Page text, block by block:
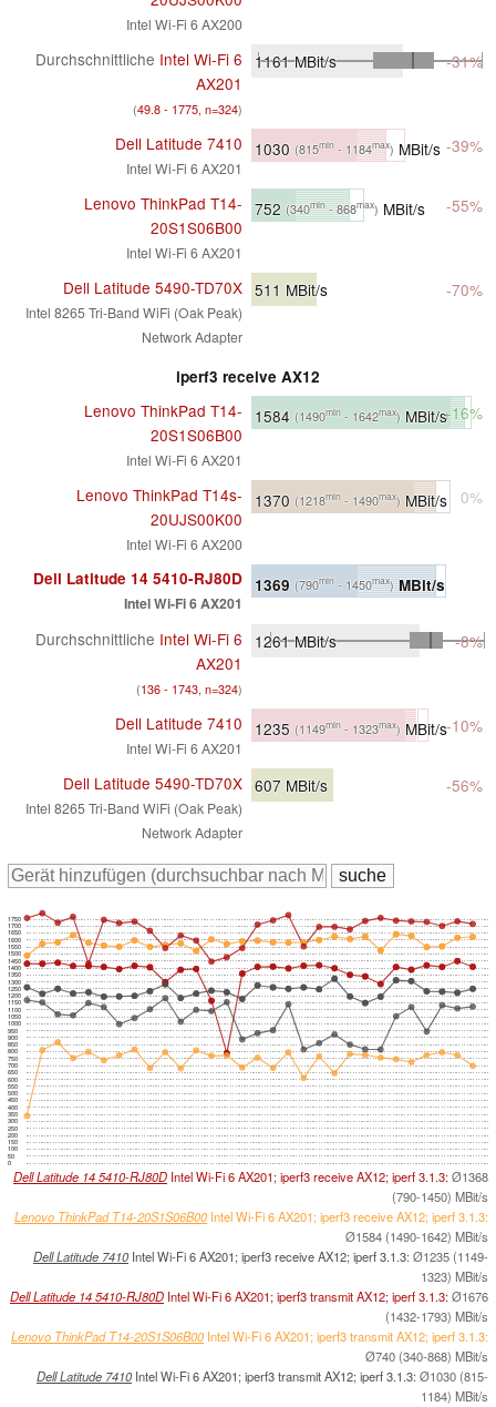
Intel Wi-Fi 6 AX200
Durchschnittliche Intel Wi-Fi 6
AX201
(49.8 - 1775, n=324)
1161MBit/s -31%
Dell Latitude 7410
Intel Wi-Fi 6 AX201
1030 (815min - 1184max) MBit/s -39%
Lenovo ThinkPad T14-
20S1S06B00
Intel Wi-Fi 6 AX201
752 (340min- 868max) MBit/s -55%
Dell Latitude 5490-TD70X
Intel 8265 Tri-Band WiFi (Oak Peak)
Network Adapter
511 MBit/s -70%
iperf3 receive AX12
Lenovo ThinkPad T14-
20S1S06B00
Intel Wi-Fi 6 AX201
1584 (1490min - 1642max) MBit/s+16%
Lenovo ThinkPad T14s-
20UJS00K00
Intel Wi-Fi 6 AX200
1370 (1218min - 1490max) MBit/s 0%
Dell Latitude 14 5410-RJ80D
Intel Wi-Fi 6 AX201
1369 (790min - 1450max)MBit/s
Durchschnittliche Intel Wi-Fi 6
AX201
(136 - 1743, n=324)
1261MBit/s -8%
Dell Latitude 7410
Intel Wi-Fi 6 AX201
1235 (1149min - 1323max) MBit/s-10%
Dell Latitude 5490-TD70X
Intel 8265 Tri-Band WiFi (Oak Peak)
Network Adapter
607 MBit/s -56%
0
50
100
150
200
250
300
350
400
450
500
550
600
650
700
750
800
850
900
950
1000
1050
1100
1150
1200
1250
1300
1350
1400
1450
1500
1550
1600
1650
1700
1750
Dell Latitude 14 5410-RJ80D Intel Wi-Fi 6 AX201; iperf3 receive AX12; iperf 3.1.3:Ø1368
(790-1450) MBit/s
Lenovo ThinkPad T14-20S1S06B00 Intel Wi-Fi 6 AX201; iperf3 receive AX12; iperf 3.1.3:
Ø1584 (1490-1642) MBit/s
Dell Latitude 7410 Intel Wi-Fi 6 AX201; iperf3 receive AX12; iperf 3.1.3: Ø1235 (1149-
1323) MBit/s
Dell Latitude 14 5410-RJ80D Intel Wi-Fi 6 AX201; iperf3 transmit AX12; iperf 3.1.3:Ø1676
(1432-1793) MBit/s
Lenovo ThinkPad T14-20S1S06B00 Intel Wi-Fi 6 AX201; iperf3 transmit AX12; iperf 3.1.3:
Ø740 (340-868) MBit/s
Dell Latitude 7410 Intel Wi-Fi 6 AX201; iperf3 transmit AX12; iperf 3.1.3: Ø1030 (815-
1184) MBit/s